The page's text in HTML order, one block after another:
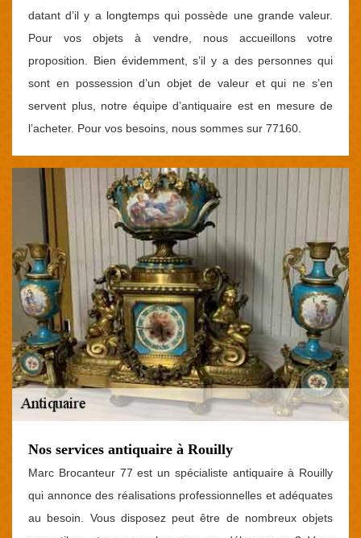
datant d’il y a longtemps qui possède une grande valeur.
Pour vos objets à vendre, nous accueillons votre
proposition. Bien évidemment, s’il y a des personnes qui
sont en possession d’un objet de valeur et qui ne s’en
servent plus, notre équipe d’antiquaire est en mesure de
l’acheter. Pour vos besoins, nous sommes sur 77160.
Nos services antiquaire à Rouilly
Marc Brocanteur 77 est un spécialiste antiquaire à Rouilly
qui annonce des réalisations professionnelles et adéquates
au besoin. Vous disposez peut être de nombreux objets